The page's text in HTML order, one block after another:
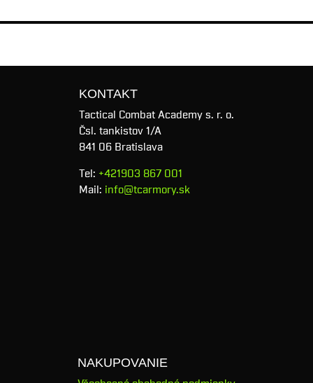
KONTAKT
Tactical Combat Academy s. r. o.
Čsl. tankistov 1/A
841 06 Bratislava
Tel: +421903 867 001
Mail: info@tcarmory.sk
NAKUPOVANIE